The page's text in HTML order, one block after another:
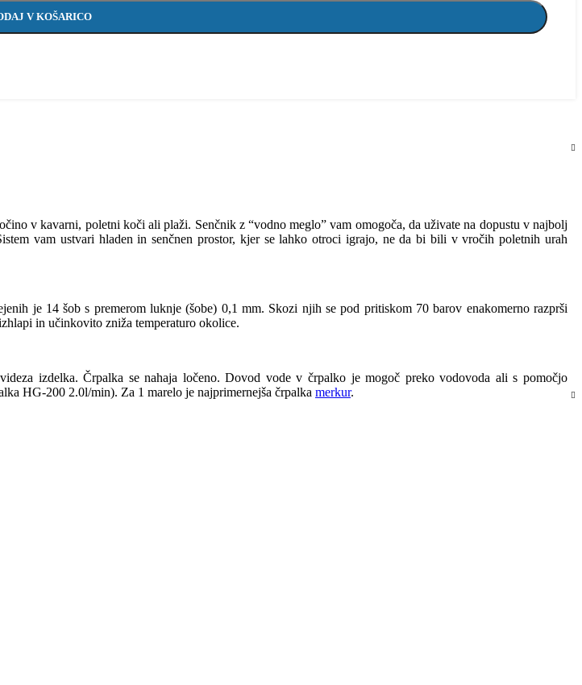
V KOŠARICO
v kavarni, poletni koči ali plaži. Senčnik z “vodno meglo” vam omogoča, da uživate na dopustu v najbolj
vam ustvari hladen in senčnen prostor, kjer se lahko otroci igrajo, ne da bi bili v vročih poletnih urah
je 14 šob s premerom luknje (šobe) 0,1 mm. Skozi njih se pod pritiskom 70 barov enakomerno razprši
in učinkovito zniža temperaturo okolice.
izdelka. Črpalka se nahaja ločeno. Dovod vode v črpalko je mogoč preko vodovoda ali s pomočjo
HG-200 2.0l/min). Za 1 marelo je najprimernejša črpalka merkur.